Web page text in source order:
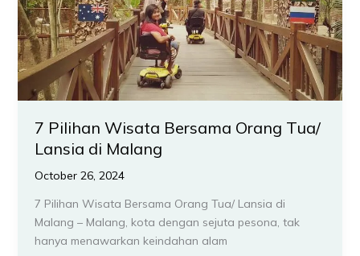
7 Pilihan Wisata Bersama Orang Tua/
Lansia di Malang
October 26, 2024
7 Pilihan Wisata Bersama Orang Tua/ Lansia di
Malang – Malang, kota dengan sejuta pesona, tak
hanya menawarkan keindahan alam